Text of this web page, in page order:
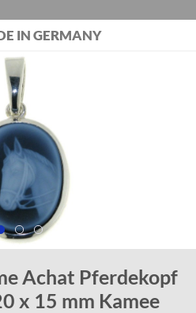
IN GERMANY
Achat Pferdekopf
x 15 mm Kamee